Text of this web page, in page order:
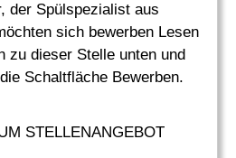
der Spülspezialist aus
sich bewerben Lesen
zu dieser Stelle unten und
Schaltfläche Bewerben.
STELLENANGEBOT